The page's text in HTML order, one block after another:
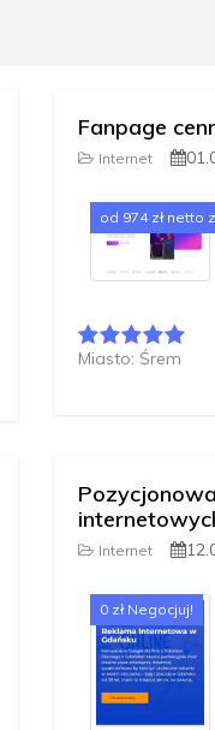
Fanpage
Internet
od 974 zł netto
Miasto: Śrem
Internet
0 zł Negocjuj!